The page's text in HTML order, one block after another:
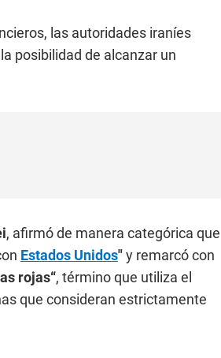
las autoridades iraníes
posibilidad de alcanzar un
, afirmó de manera categórica que
Estados Unidos"y remarcó con
rojas“, término que utiliza el
que consideran estrictamente